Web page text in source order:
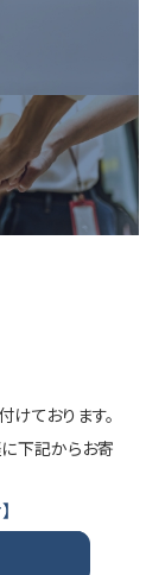
ております。
下記からお寄